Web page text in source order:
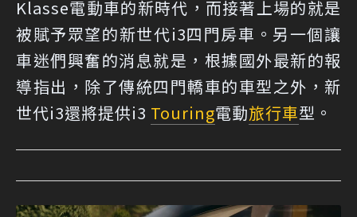
Klasse電動車的新時代，而接著上場的就是
被賦予眾望的新世代i3四門房車。另一個讓
車迷們興奮的消息就是，根據國外最新的報
導指出，除了傳統四門轎車的車型之外，新
世代i3還將提供i3 Touring電動旅行車型。